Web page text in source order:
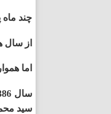
چند
از سال
اما
سید